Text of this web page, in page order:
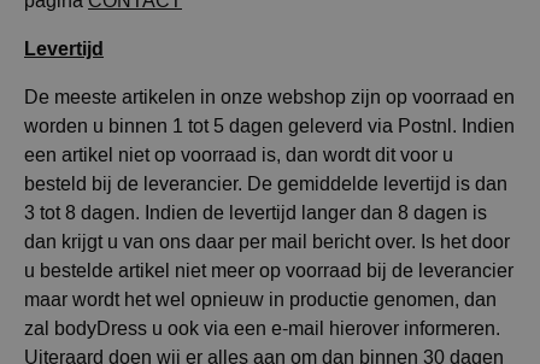
Levertijd
De meeste artikelen in onze webshop zijn op voorraad en
worden u binnen 1 tot 5 dagen geleverd via Postnl. Indien
een artikel niet op voorraad is, dan wordt dit voor u
besteld bij de leverancier. De gemiddelde levertijd is dan
3 tot 8 dagen. Indien de levertijd langer dan 8 dagen is
dan krijgt u van ons daar per mail bericht over. Is het door
u bestelde artikel niet meer op voorraad bij de leverancier
maar wordt het wel opnieuw in productie genomen, dan
zal bodyDress u ook via een e-mail hierover informeren.
Uiteraard doen wij er alles aan om dan binnen 30 dagen